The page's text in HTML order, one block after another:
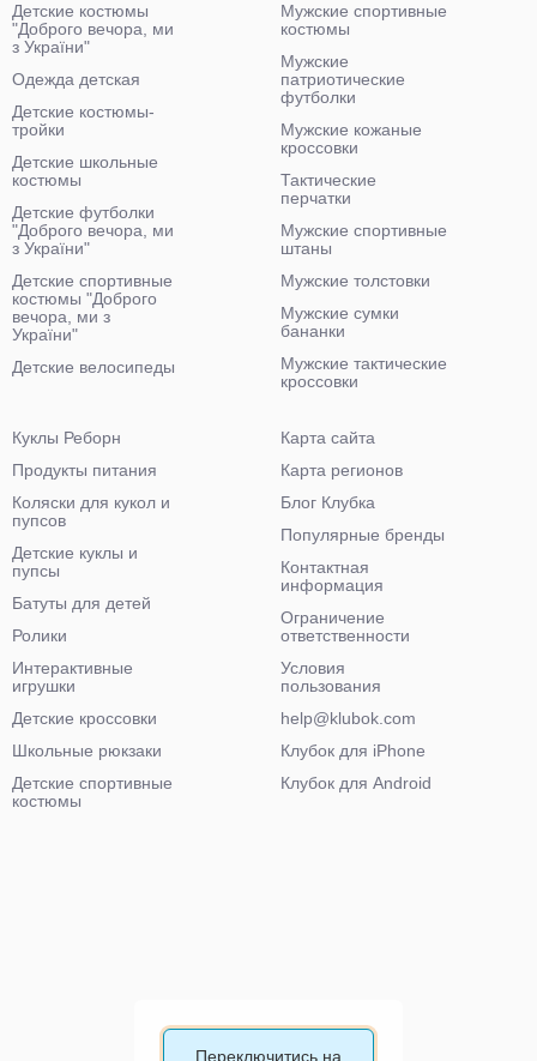
Детские костюмы
"Доброго вечора, ми
з України"
Одежда детская
Детские костюмы-
тройки
Детские школьные
костюмы
Детские футболки
"Доброго вечора, ми
з України"
Детские спортивные
костюмы "Доброго
вечора, ми з
України"
Детские велосипеды
Мужские спортивные
костюмы
Мужские
патриотические
футболки
Мужские кожаные
кроссовки
Тактические
перчатки
Мужские спортивные
штаны
Мужские толстовки
Мужские сумки
бананки
Мужские тактические
кроссовки
Куклы Реборн
Продукты питания
Коляски для кукол и
пупсов
Детские куклы и
пупсы
Батуты для детей
Ролики
Интерактивные
игрушки
Детские кроссовки
Школьные рюкзаки
Детские спортивные
костюмы
Карта сайта
Карта регионов
Блог Клубка
Популярные бренды
Контактная
информация
Ограничение
ответственности
Условия
пользования
help@klubok.com
Клубок для iPhone
Клубок для Android
Переключитись на